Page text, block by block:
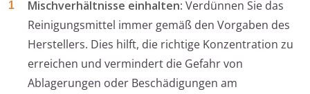
Mischverhältnisse einhalten: Verdünnen Sie das
Reinigungsmittel immer gemäß den Vorgaben des
Herstellers. Dies hilft, die richtige Konzentration zu
erreichen und vermindert die Gefahr von
Ablagerungen oder Beschädigungen am